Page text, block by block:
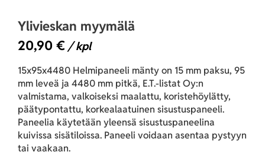
Ylivieskan myymälä
20,90 € / kpl
15x95x4480 Helmipaneeli mänty on 15 mm paksu, 95
mm leveä ja 4480 mm pitkä, E.T.-listat Oy:n
valmistama, valkoiseksi maalattu, koristehöylätty,
päätypontattu, korkealaatuinen sisustuspaneeli.
Paneelia käytetään yleensä sisustuspaneelina
kuivissa sisätiloissa. Paneeli voidaan asentaa pystyyn
tai vaakaan.